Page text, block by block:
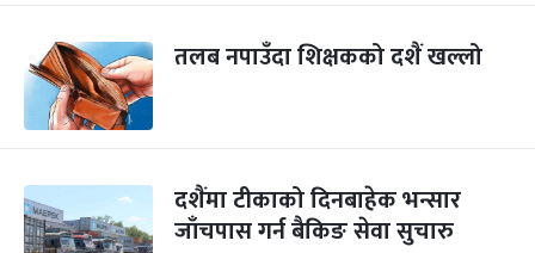
तलब नपाउँदा शिक्षकको दशैं खल्लो
दशैंमा टीकाको दिनबाहेक भन्सार
जाँचपास गर्न बैकिङ सेवा सुचारु